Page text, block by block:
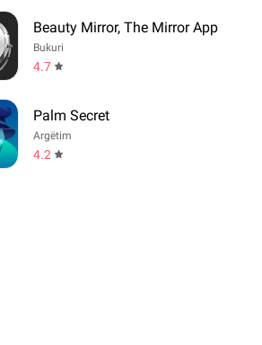
Beauty Mirror, The Mirror App
Bukuri
4.7
Palm Secret
Argëtim
4.2